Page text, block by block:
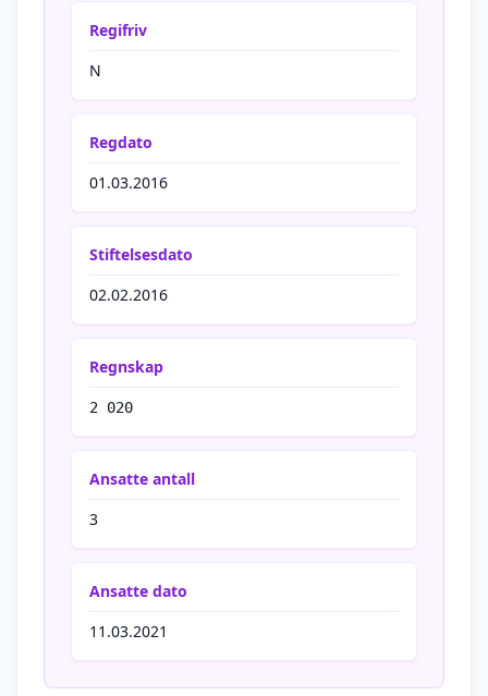
Regifriv
N
Regdato
01.03.2016
Stiftelsesdato
02.02.2016
Regnskap
2 020
Ansatte antall
3
Ansatte dato
11.03.2021